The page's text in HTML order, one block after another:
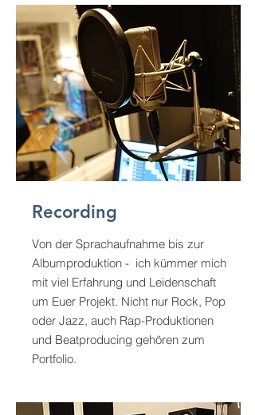
Recording
Von der Sprachaufnahme bis zur
Albumproduktion - ich kümmer mich
mit viel Erfahrung und Leidenschaft
um Euer Projekt. Nicht nur Rock, Pop
oder Jazz, auch Rap-Produktionen
und Beatproducing gehören zum
Portfolio.